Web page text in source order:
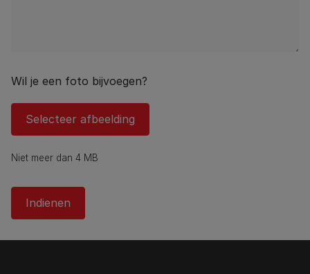
Wil je een foto bijvoegen?
Selecteer afbeelding
Niet meer dan 4 MB